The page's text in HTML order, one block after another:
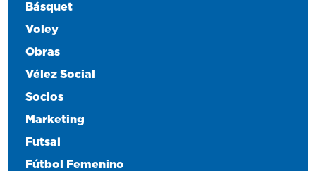
Básquet
Voley
Obras
Vélez Social
Socios
Marketing
Futsal
Fútbol Femenino